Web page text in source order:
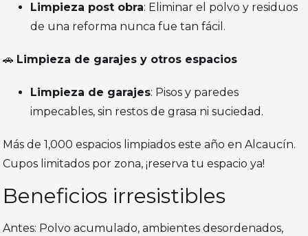
Limpieza post obra: Eliminar el polvo y residuos
de una reforma nunca fue tan fácil.
🚗 Limpieza de garajes y otros espacios
Limpieza de garajes: Pisos y paredes
impecables, sin restos de grasa ni suciedad.
Más de 1,000 espacios limpiados este año en Alcaucín.
Cupos limitados por zona, ¡reserva tu espacio ya!
Beneficios irresistibles
Antes: Polvo acumulado, ambientes desordenados,